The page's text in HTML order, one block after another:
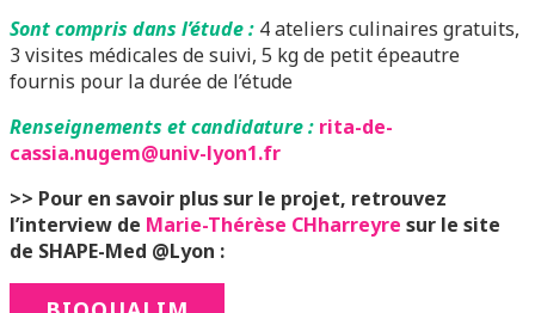
Sont compris dans l’étude : 4 ateliers culinaires gratuits,
3 visites médicales de suivi, 5 kg de petit épeautre
fournis pour la durée de l’étude
Renseignements et candidature : rita-de-
cassia.nugem@univ-lyon1.fr
>> Pour en savoir plus sur le projet, retrouvez
l’interview de Marie-Thérèse CHharreyre sur le site
de SHAPE-Med @Lyon :